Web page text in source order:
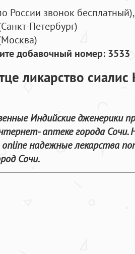
России звонок бесплатный),
Санкт-Петербург)
Москва)
добавочный номер: 3533
ликарство сиалис
Индийские дженерики
аптеке города
надежные лекарства
Сочи.